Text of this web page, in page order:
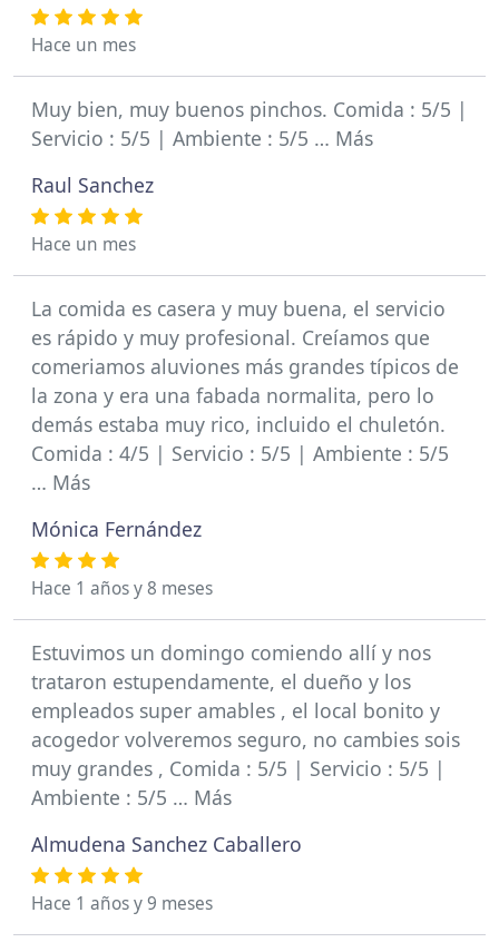
Hace un mes
Muy bien, muy buenos pinchos. Comida : 5/5 |
Servicio : 5/5 | Ambiente : 5/5 … Más
Raul Sanchez
Hace un mes
La comida es casera y muy buena, el servicio
es rápido y muy profesional. Creíamos que
comeriamos aluviones más grandes típicos de
la zona y era una fabada normalita, pero lo
demás estaba muy rico, incluido el chuletón.
Comida : 4/5 | Servicio : 5/5 | Ambiente : 5/5
… Más
Mónica Fernández
Hace 1 años y 8 meses
Estuvimos un domingo comiendo allí y nos
trataron estupendamente, el dueño y los
empleados super amables , el local bonito y
acogedor volveremos seguro, no cambies sois
muy grandes , Comida : 5/5 | Servicio : 5/5 |
Ambiente : 5/5 … Más
Almudena Sanchez Caballero
Hace 1 años y 9 meses